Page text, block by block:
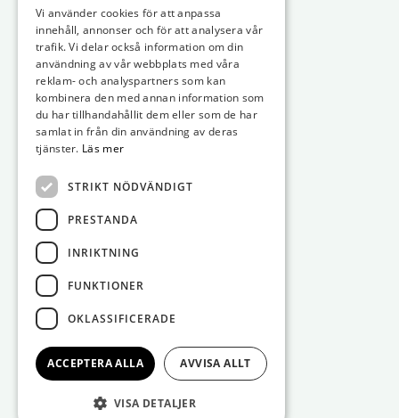
Vi använder cookies för att anpassa
innehåll, annonser och för att analysera vår
trafik. Vi delar också information om din
användning av vår webbplats med våra
reklam- och analyspartners som kan
kombinera den med annan information som
du har tillhandahållit dem eller som de har
samlat in från din användning av deras
tjänster. Läs mer
STRIKT NÖDVÄNDIGT
PRESTANDA
INRIKTNING
FUNKTIONER
OKLASSIFICERADE
ACCEPTERA ALLA AVVISA ALLT
VISA DETALJER